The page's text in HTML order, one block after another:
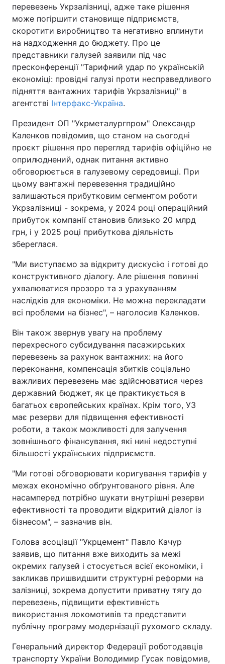
перевезень Укрзалізниці, адже таке рішення
може погіршити становище підприємств,
скоротити виробництво та негативно вплинути
на надходження до бюджету. Про це
представники галузей заявили під час
пресконференції "Тарифний удар по українській
економіці: провідні галузі проти несправедливого
підняття вантажних тарифів Укрзалізниці" в
агентстві Інтерфакс-Україна.
Президент ОП "Укрметалургпром" Олександр
Каленков повідомив, що станом на сьогодні
проєкт рішення про перегляд тарифів офіційно не
оприлюднений, однак питання активно
обговорюється в галузевому середовищі. При
цьому вантажні перевезення традиційно
залишаються прибутковим сегментом роботи
Укрзалізниці - зокрема, у 2024 році операційний
прибуток компанії становив близько 20 млрд
грн, і у 2025 році прибуткова діяльність
збереглася.
"Ми виступаємо за відкриту дискусію і готові до
конструктивного діалогу. Але рішення повинні
ухвалюватися прозоро та з урахуванням
наслідків для економіки. Не можна перекладати
всі проблеми на бізнес", – наголосив Каленков.
Він також звернув увагу на проблему
перехресного субсидування пасажирських
перевезень за рахунок вантажних: на його
переконання, компенсація збитків соціально
важливих перевезень має здійснюватися через
державний бюджет, як це практикується в
багатьох європейських країнах. Крім того, УЗ
має резерви для підвищення ефективності
роботи, а також можливості для залучення
зовнішнього фінансування, які нині недоступні
більшості українських підприємств.
"Ми готові обговорювати коригування тарифів у
межах економічно обґрунтованого рівня. Але
насамперед потрібно шукати внутрішні резерви
ефективності та проводити відкритий діалог із
бізнесом", – зазначив він.
Голова асоціації "Укрцемент" Павло Качур
заявив, що питання вже виходить за межі
окремих галузей і стосується всієї економіки, і
закликав пришвидшити структурні реформи на
залізниці, зокрема допустити приватну тягу до
перевезень, підвищити ефективність
використання локомотивів та представити
публічну програму модернізації рухомого складу.
Генеральний директор Федерації роботодавців
транспорту України Володимир Гусак повідомив,